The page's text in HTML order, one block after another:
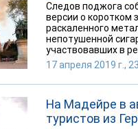
Следов поджога
версии о коротком
раскаленного
непотушенной
участвовавших в
17 апреля 2019 г.,
На Мадейре в
туристов из